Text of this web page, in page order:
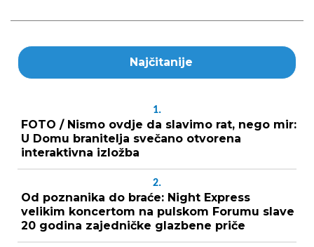
Najčitanije
1.
FOTO / Nismo ovdje da slavimo rat, nego mir:
U Domu branitelja svečano otvorena
interaktivna izložba
2.
Od poznanika do braće: Night Express
velikim koncertom na pulskom Forumu slave
20 godina zajedničke glazbene priče